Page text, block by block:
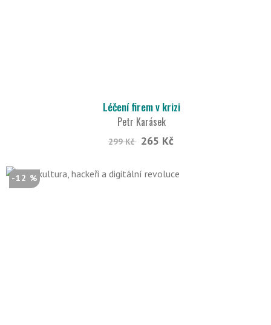
Léčení firem v krizi
Petr Karásek
299 Kč 265 Kč
-12 %